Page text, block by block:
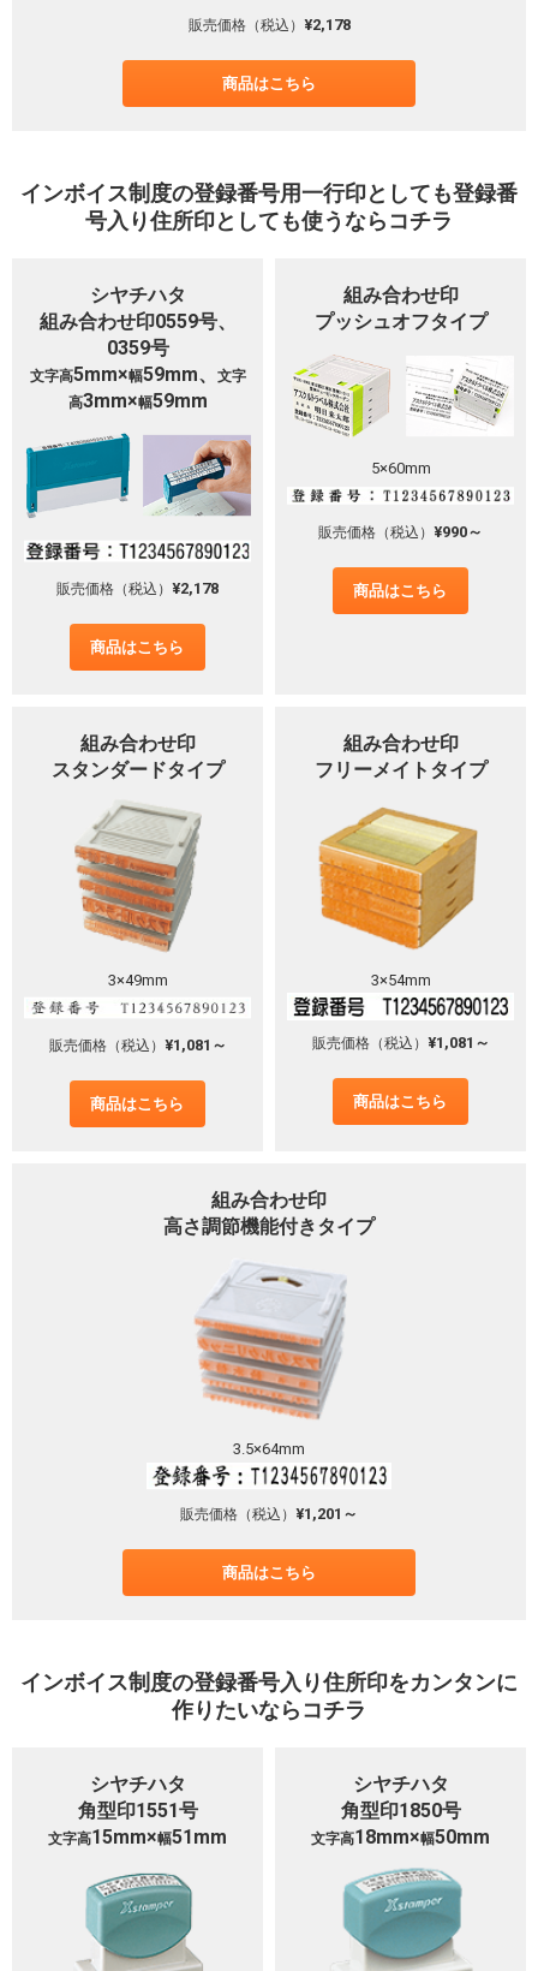
販売価格（税込） ¥2,178
商品はこちら
インボイス制度の登録番号用一行印としても登録番
号入り住所印としても使うならコチラ
シヤチハタ
組み合わせ印0559号、
0359号
文字高5mm×幅59mm、
文字
高3mm×幅59mm
販売価格（税込） ¥2,178
商品はこちら
組み合わせ印
プッシュオフタイプ
5×60mm
販売価格（税込） ¥990～
商品はこちら
組み合わせ印
スタンダードタイプ
3×49mm
販売価格（税込） ¥1,081～
商品はこちら
組み合わせ印
フリーメイトタイプ
3×54mm
販売価格（税込） ¥1,081～
商品はこちら
組み合わせ印
高さ調節機能付きタイプ
3.5×64mm
販売価格（税込） ¥1,201～
商品はこちら
インボイス制度の登録番号入り住所印をカンタンに
作りたいならコチラ
シヤチハタ
角型印1551号
文字高15mm×幅51mm
シヤチハタ
角型印1850号
文字高18mm×幅50mm